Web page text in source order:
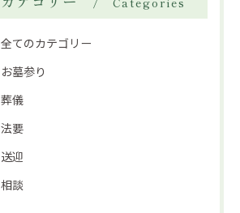
全てのカテゴリー
お墓参り
葬儀
法要
送迎
相談